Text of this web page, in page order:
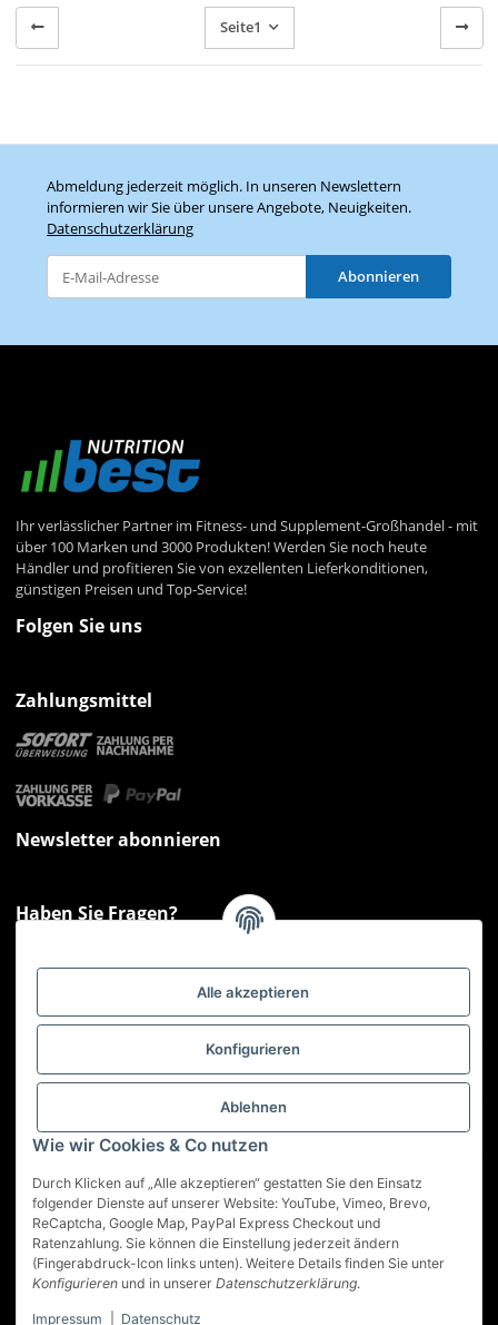
Alle akzeptieren
Konfigurieren
Ablehnen
Wie wir Cookies & Co nutzen
Durch Klicken auf „Alle akzeptieren“ gestatten Sie den Einsatz
folgender Dienste auf unserer Website: YouTube, Vimeo, Brevo,
ReCaptcha, Google Map, PayPal Express Checkout und
Ratenzahlung. Sie können die Einstellung jederzeit ändern
(Fingerabdruck-Icon links unten). Weitere Details finden Sie unter
Konfigurieren und in unserer Datenschutzerklärung.
Impressum Datenschutz
Seite1
Abmeldung jederzeit möglich. In unseren Newslettern
informieren wir Sie über unsere Angebote, Neuigkeiten.
Datenschutzerklärung
Abonnieren
Ihr verlässlicher Partner im Fitness- und Supplement-Großhandel - mit
über 100 Marken und 3000 Produkten! Werden Sie noch heute
Händler und profitieren Sie von exzellenten Lieferkonditionen,
günstigen Preisen und Top-Service!
Folgen Sie uns
Zahlungsmittel
Newsletter abonnieren
Haben Sie Fragen?
Montag - Freitag: 09:00 - 17:00 Uhr
Hotline 📞
Gesetzliche Informationen
Service
Vertrag widerrufen
* Alle Preise inkl. gesetzlicher USt., zzgl. Versand
© Best-Nutrition GmbH